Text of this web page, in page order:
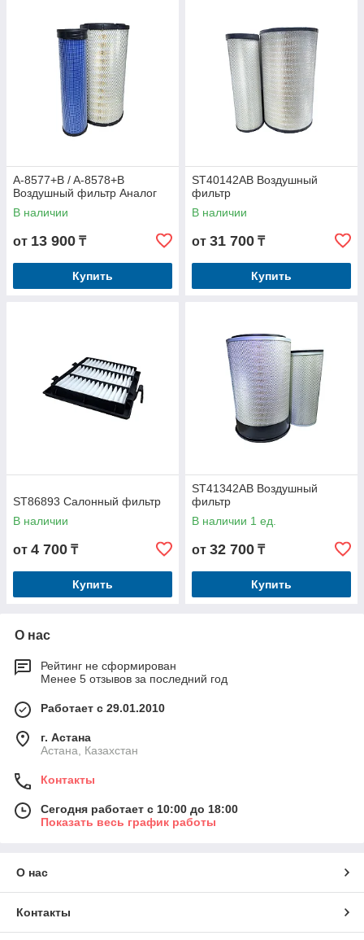
A-8577+B / A-8578+B
Воздушный фильтр Аналог
В наличии
от 13 900 ₸
Купить
ST40142AB Воздушный
фильтр
В наличии
от 31 700 ₸
Купить
ST86893 Салонный фильтр
В наличии
от 4 700 ₸
Купить
ST41342AB Воздушный
фильтр
В наличии 1 ед.
от 32 700 ₸
Купить
О нас
Рейтинг не сформирован
Менее 5 отзывов за последний год
Работает с 29.01.2010
г. Астана
Астана, Казахстан
Контакты
Сегодня работает с 10:00 до 18:00
Показать весь график работы
О нас
Контакты